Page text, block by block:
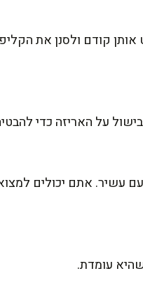
אותן קודם ולסנן את
על האריזה כדי
עשיר. אתם יכולים למצוא
עומדת.